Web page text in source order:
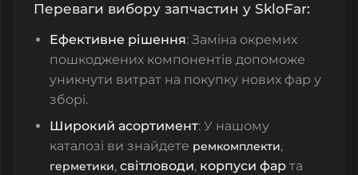
Переваги вибору запчастин у SkloFar:
Ефективне рішення: Заміна окремих
пошкоджених компонентів допоможе
уникнути витрат на покупку нових фар у
зборі.
Широкий асортимент: У нашому
каталозі ви знайдете ремкомплекти,
герметики, світловоди, корпуси фар та